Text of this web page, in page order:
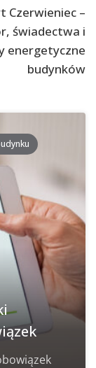
Czerwieniec –
świadectwa i
energetyczne
budynków